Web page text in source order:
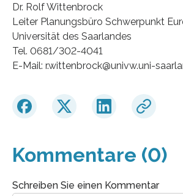
Dr. Rolf Wittenbrock
Leiter Planungsbüro Schwerpunkt
Universität des Saarlandes
Tel. 0681/302-4041
E-Mail: r.wittenbrock@univw.uni-
Kommentare (0)
Schreiben Sie einen Kommentar